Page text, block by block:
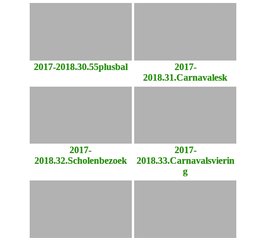
2017-2018.30.55plusbal
2017-
2018.31.Carnavalesk
2017-
2018.32.Scholenbezoek
2017-
2018.33.Carnavalsvierin
g